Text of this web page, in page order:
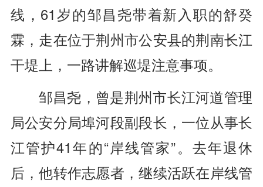
线，61岁的邹昌尧带着新入职的舒癸
霖，走在位于荆州市公安县的荆南长江
干堤上，一路讲解巡堤注意事项。
邹昌尧，曾是荆州市长江河道管理
局公安分局埠河段副段长，一位从事长
江管护41年的“岸线管家”。去年退休
后，他转作志愿者，继续活跃在岸线管